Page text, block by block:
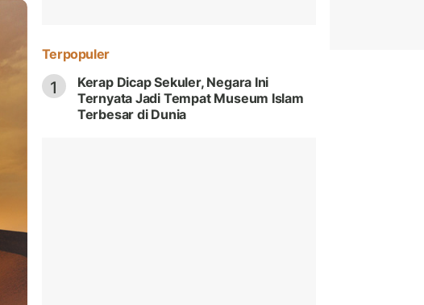
Terpopuler
1
Kerap Dicap Sekuler, Negara Ini
Ternyata Jadi Tempat Museum Islam
Terbesar di Dunia